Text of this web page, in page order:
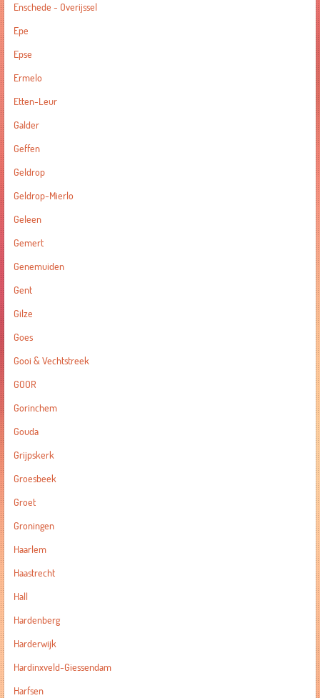
Enschede - Overijssel
Epe
Epse
Ermelo
Etten-Leur
Galder
Geffen
Geldrop
Geldrop-Mierlo
Geleen
Gemert
Genemuiden
Gent
Gilze
Goes
Gooi & Vechtstreek
GOOR
Gorinchem
Gouda
Grijpskerk
Groesbeek
Groet
Groningen
Haarlem
Haastrecht
Hall
Hardenberg
Harderwijk
Hardinxveld-Giessendam
Harfsen